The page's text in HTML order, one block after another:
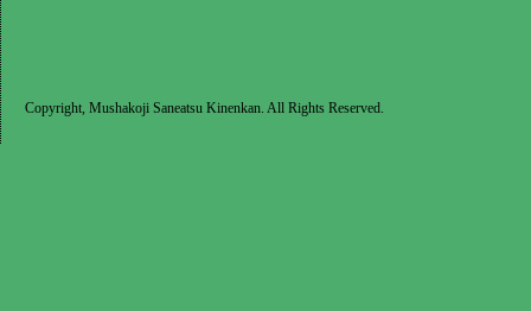
Copyright, Mushakoji Saneatsu Kinenkan. All Rights Reserved.